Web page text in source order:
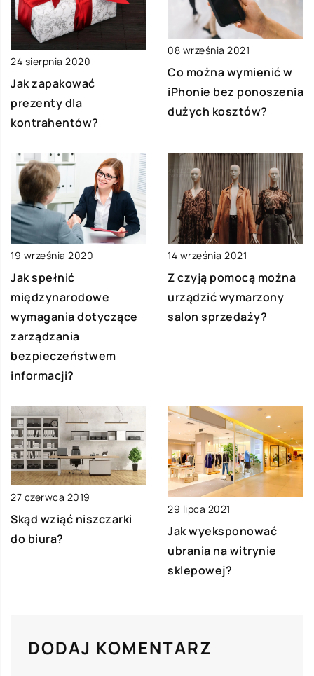
24 sierpnia 2020
Jak zapakować
prezenty dla
kontrahentów?
08 września 2021
Co można wymienić w
iPhonie bez ponoszenia
dużych kosztów?
19 września 2020
Jak spełnić
międzynarodowe
wymagania dotyczące
zarządzania
bezpieczeństwem
informacji?
14 września 2021
Z czyją pomocą można
urządzić wymarzony
salon sprzedaży?
27 czerwca 2019
Skąd wziąć niszczarki
do biura?
29 lipca 2021
Jak wyeksponować
ubrania na witrynie
sklepowej?
DODAJ KOMENTARZ